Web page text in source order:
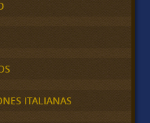
ITALIANAS